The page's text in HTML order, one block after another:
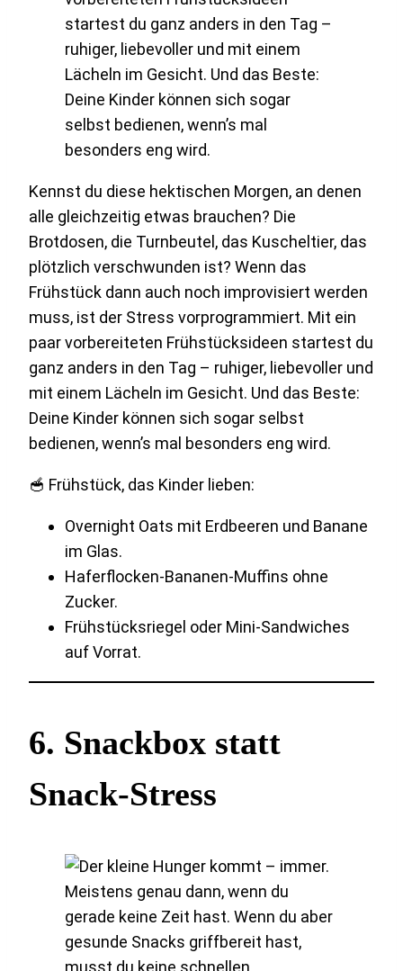
Kennst du diese hektischen Morgen, an denen
alle gleichzeitig etwas brauchen? Die
Brotdosen, die Turnbeutel, das Kuscheltier, das
plötzlich verschwunden ist? Wenn das
Frühstück dann auch noch improvisiert werden
muss, ist der Stress vorprogrammiert. Mit ein
paar vorbereiteten Frühstücksideen startest du
ganz anders in den Tag – ruhiger, liebevoller und
mit einem Lächeln im Gesicht. Und das Beste:
Deine Kinder können sich sogar selbst
bedienen, wenn’s mal besonders eng wird.
🥣 Frühstück, das Kinder lieben:
Overnight Oats mit Erdbeeren und Banane
im Glas.
Haferflocken-Bananen-Muffins ohne
Zucker.
Frühstücksriegel oder Mini-Sandwiches
auf Vorrat.
6. Snackbox statt
Snack-Stress